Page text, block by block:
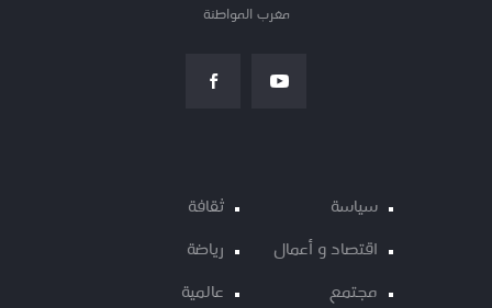
مغرب المواطنة
سياسة
اقتصاد و أعمال
مجتمع
ثقافة
رياضة
عالمية